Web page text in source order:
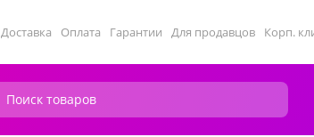
Доставка Оплата Гарантии Для продавцов Корп.